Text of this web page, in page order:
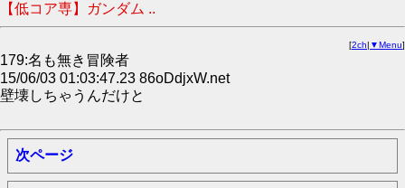
【低コア専】ガンダム ..
[2ch| ▼Menu]
179:名も無き冒険者
15/06/03 01:03:47.23 86oDdjxW.net
壁壊しちゃうんだけと
次ページ